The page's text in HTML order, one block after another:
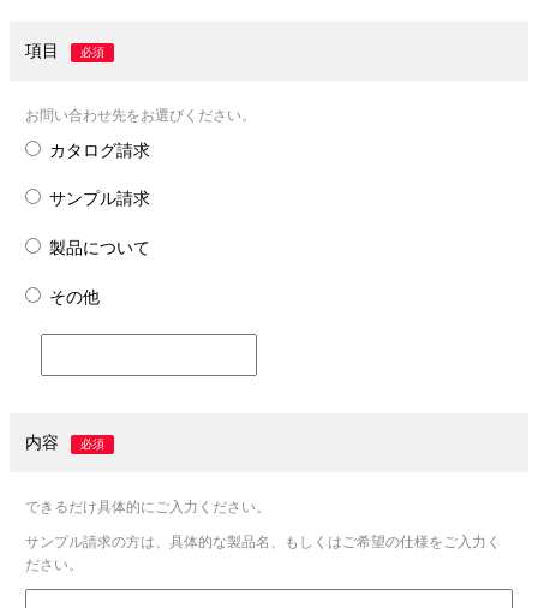
項目 必須
お問い合わせ先をお選びください。
カタログ請求
サンプル請求
製品について
その他
内容 必須
できるだけ具体的にご入力ください。
サンプル請求の方は、具体的な製品名、もしくはご希望の仕様をご入力く
ださい。